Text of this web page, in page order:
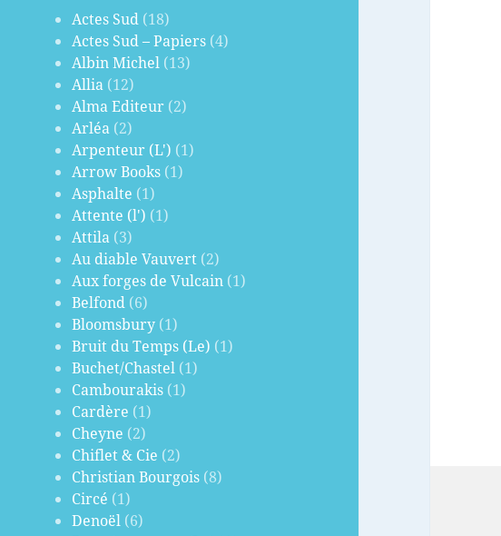
Actes Sud (18)
Actes Sud – Papiers (4)
Albin Michel (13)
Allia (12)
Alma Editeur (2)
Arléa (2)
Arpenteur (L') (1)
Arrow Books (1)
Asphalte (1)
Attente (l') (1)
Attila (3)
Au diable Vauvert (2)
Aux forges de Vulcain (1)
Belfond (6)
Bloomsbury (1)
Bruit du Temps (Le) (1)
Buchet/Chastel (1)
Cambourakis (1)
Cardère (1)
Cheyne (2)
Chiflet & Cie (2)
Christian Bourgois (8)
Circé (1)
Denoël (6)